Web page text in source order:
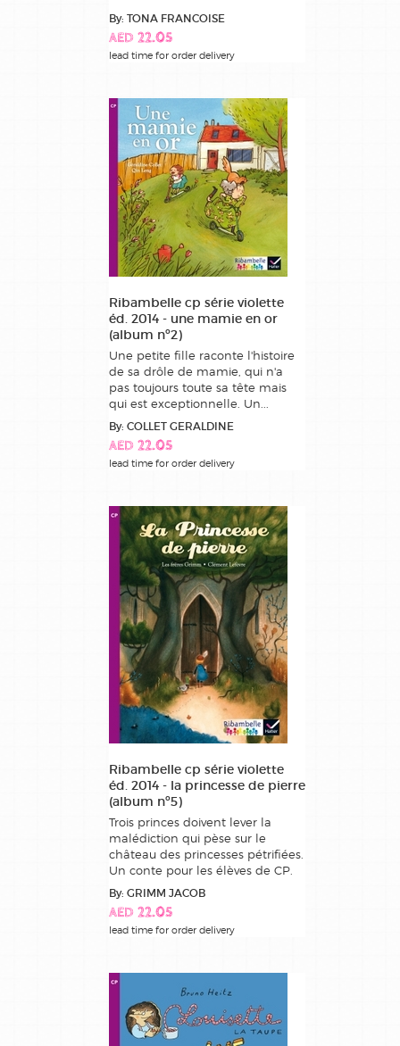
By: TONA FRANCOISE
AED 22.05
lead time for order delivery
Ribambelle cp série violette
éd. 2014 - une mamie en or
(album nº2)
Une petite fille raconte l'histoire
de sa drôle de mamie, qui n'a
pas toujours toute sa tête mais
qui est exceptionnelle. Un...
By: COLLET GERALDINE
AED 22.05
lead time for order delivery
Ribambelle cp série violette
éd. 2014 - la princesse de pierre
(album nº5)
Trois princes doivent lever la
malédiction qui pèse sur le
château des princesses pétrifiées.
Un conte pour les élèves de CP.
By: GRIMM JACOB
AED 22.05
lead time for order delivery